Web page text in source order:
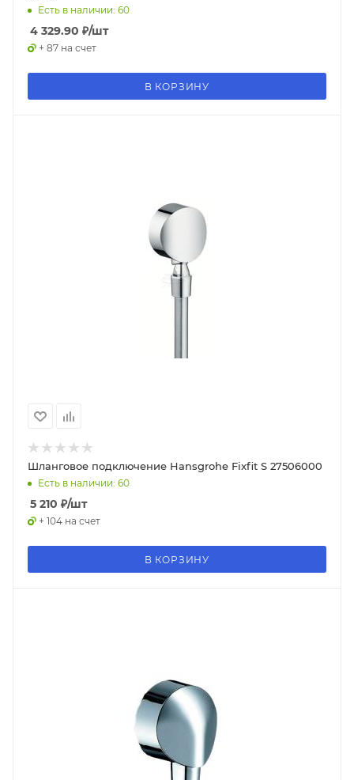
Есть в наличии: 60
4 329.90 ₽/шт
+ 87 на счет
В КОРЗИНУ
Шланговое подключение Hansgrohe Fixfit S 27506000
Есть в наличии: 60
5 210 ₽/шт
+ 104 на счет
В КОРЗИНУ